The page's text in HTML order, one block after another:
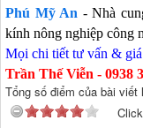
Phú Mỹ An - Nhà
kính nông nghiệp công
Mọi chi tiết tư vấn & giá
Trần Thế Viễn - 0938
Tổng số điểm của bài viết